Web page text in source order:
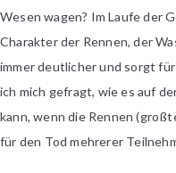
Wesen wagen? Im Laufe der
Charakter der Rennen, der
immer deutlicher und sorgt
ich mich gefragt, wie es auf
kann, wenn die Rennen
für den Tod mehrerer